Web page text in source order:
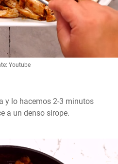
Youtube
y lo hacemos 2-3 minutos
a un denso sirope.